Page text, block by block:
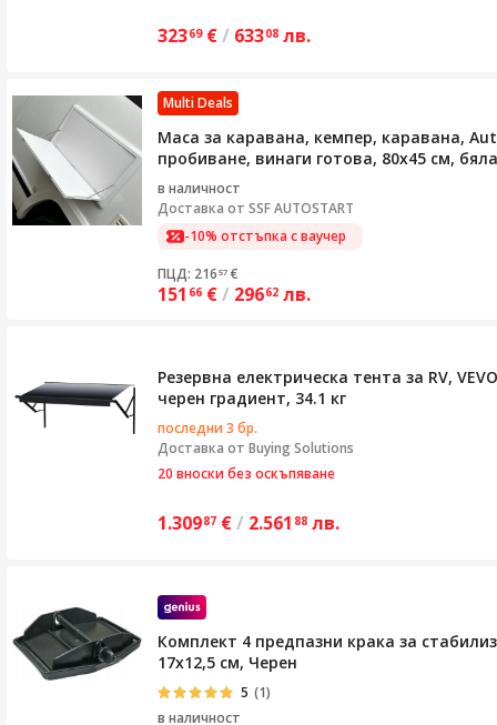
32369 €/ 63308 лв.
Multi Deals
Маса за каравана, кемпер, каравана,
пробиване, винаги готова, 80x45 см, бяла
в наличност
Доставка от SSF AUTOSTART
-10% отстъпка с ваучер
ПЦД: 216 57 €
151 66 €/ 29662 лв.
Резервна електрическа тента за RV,
черен градиент, 34.1 кг
последни 3 бр.
Доставка от Buying Solutions
20 вноски без оскъпяване
1.30987 €/ 2.561 88 лв.
Комплект 4 предпазни крака за
17x12,5 см, Черен
5 (1)
в наличност